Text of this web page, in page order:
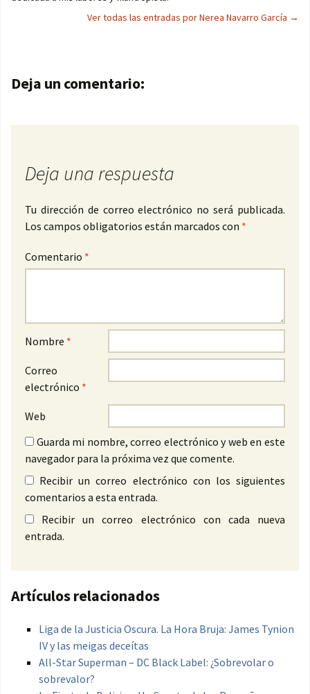
Ver todas las entradas por Nerea Navarro García →
Navegación de entradas
Deja un comentario:
Deja una respuesta
Tu dirección de correo electrónico no será publicada.
Los campos obligatorios están marcados con *
Comentario *
Nombre *
Correo
electrónico *
Web
Guarda mi nombre, correo electrónico y web en este
navegador para la próxima vez que comente.
Recibir un correo electrónico con los siguientes
comentarios a esta entrada.
Recibir un correo electrónico con cada nueva
entrada.
Artículos relacionados
Liga de la Justicia Oscura. La Hora Bruja: James Tynion
IV y las meigas deceítas
All-Star Superman – DC Black Label: ¿Sobrevolar o
sobrevalor?